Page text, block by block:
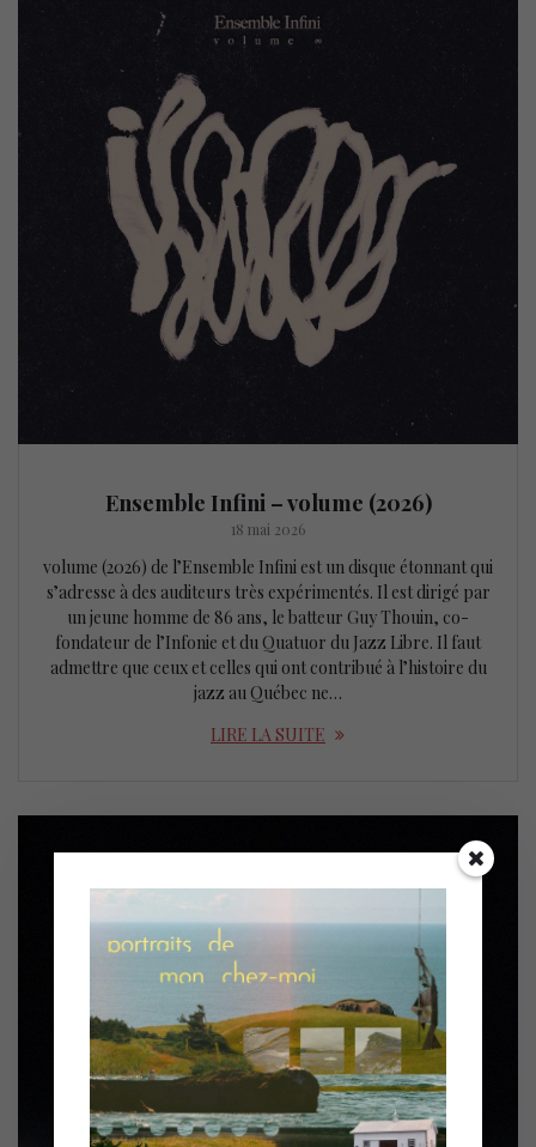
Ensemble Infini – volume (2026)
18 mai 2026
volume (2026) de l’Ensemble Infini est un disque étonnant qui
s’adresse à des auditeurs très expérimentés. Il est dirigé par
un jeune homme de 86 ans, le batteur Guy Thouin, co-
fondateur de l’Infonie et du Quatuor du Jazz Libre. Il faut
admettre que ceux et celles qui ont contribué à l’histoire du
jazz au Québec ne…
LIRE LA SUITE